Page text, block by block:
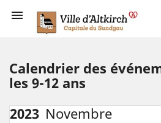

Calendrier des
les 9-12 ans
2023 Novembre